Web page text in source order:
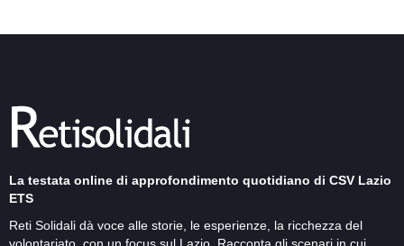
La testata online di approfondimento quotidiano di CSV Lazio
ETS
Reti Solidali dà voce alle storie, le esperienze, la ricchezza del